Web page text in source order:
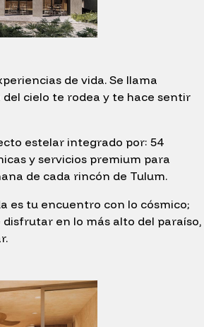
de vida. Se llama
cielo te rodea y te hace sentir
estelar integrado por: 54
y servicios premium para
de cada rincón de Tulum.
es tu encuentro con lo cósmico;
en lo más alto del paraíso,